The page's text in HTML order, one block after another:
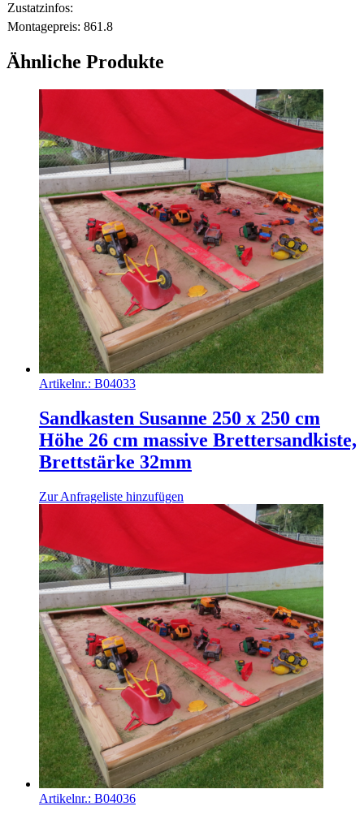
Zustatzinfos:
Montagepreis: 861.8
Ähnliche Produkte
Artikelnr.: B04033
Sandkasten Susanne 250 x 250 cm
Höhe 26 cm massive Brettersandkiste,
Brettstärke 32mm
Zur Anfrageliste hinzufügen
Artikelnr.: B04036